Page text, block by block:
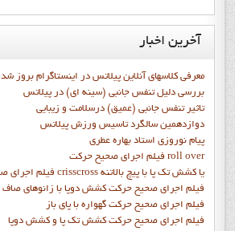
آخرین اخبار
معرفی کلاسهای آنلاین پیلاتس در اینستاگرام بروز شد
بررسی دلیل تنفس جانبی (سینه ای) در پیلاتس
تاثیر تنفس جانبی (عمیق) درسلامت و زیبایی
دوازدهمين سالگرد تاسيس ورزش پيلاتس
پيام نوروزي استاد بهاره عطري
فيلم اجراي صحيح حرکت roll over
فيلم اجراي صحيح حركت crisscross يا كشش تك پا با پيچ بالاتنه
فيلم اجراي صحيح حرکت كشش دوپا با زانوهاي صاف
فيلم اجراي صحيح حرکت گهواره با پاي باز
فيلم اجراي صحيح حرکت کشش تک پا و کشش دوپا